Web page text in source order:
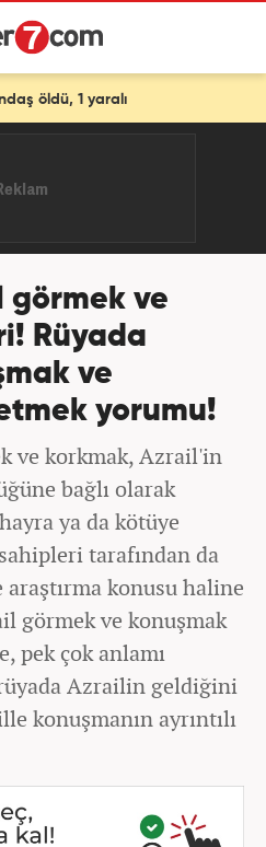
görmek ve
Rüyada
ve
yorumu!
ve korkmak, Azrail'in
bağlı olarak
ya da kötüye
tarafından da
araştırma konusu haline
görmek ve konuşmak
pek çok anlamı
Azrailin geldiğini
konuşmanın ayrıntılı